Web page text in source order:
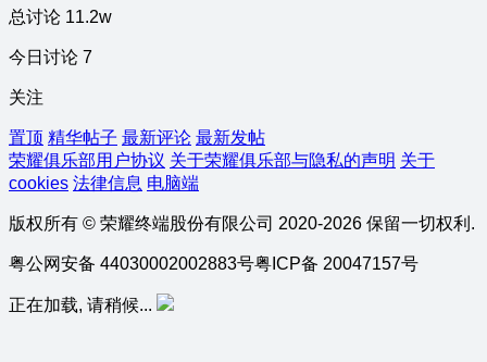
总讨论 11.2w
今日讨论 7
关注
置顶 精华帖子 最新评论 最新发帖
荣耀俱乐部用户协议 关于荣耀俱乐部与隐私的声明 关于
cookies 法律信息 电脑端
版权所有 © 荣耀终端股份有限公司 2020-2026 保留一切权利.
粤公网安备 44030002002883号粤ICP备 20047157号
正在加载, 请稍候...